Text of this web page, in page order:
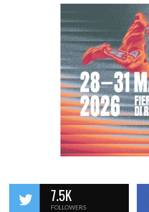
7.5K
FOLLOWERS